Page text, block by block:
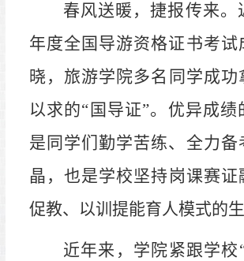
春风送暖，捷报传来。
年度全国导游资格证书考试
晓， 旅游学院多名 同学成
以求的“国导证”。优异成绩
是同学们勤学苦练、全力备
晶， 也是学校坚持岗课赛证
促教、以训提能育人模式的生
近年来，学院紧跟学校